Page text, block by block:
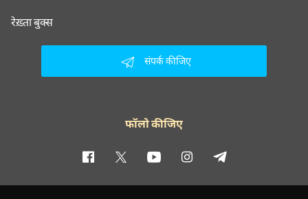
रेख़्ता बुक्स
संपर्क कीजिए
फॉलो कीजिए